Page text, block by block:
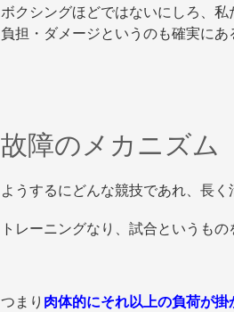
ボクシングほどではないにしろ、
負担・ダメージというのも確実にあ
故障のメカニズム
ようするにどんな競技であれ、長
トレーニングなり、試合というも
つまり 肉体的にそれ以上の負荷が掛